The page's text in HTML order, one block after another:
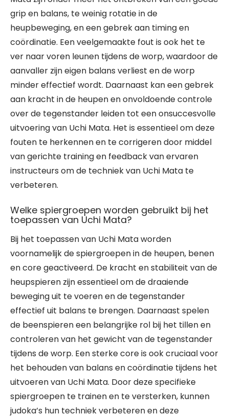
grip en balans, te weinig rotatie in de
heupbeweging, en een gebrek aan timing en
coördinatie. Een veelgemaakte fout is ook het te
ver naar voren leunen tijdens de worp, waardoor de
aanvaller zijn eigen balans verliest en de worp
minder effectief wordt. Daarnaast kan een gebrek
aan kracht in de heupen en onvoldoende controle
over de tegenstander leiden tot een onsuccesvolle
uitvoering van Uchi Mata. Het is essentieel om deze
fouten te herkennen en te corrigeren door middel
van gerichte training en feedback van ervaren
instructeurs om de techniek van Uchi Mata te
verbeteren.
Welke spiergroepen worden gebruikt bij het
toepassen van Uchi Mata?
Bij het toepassen van Uchi Mata worden
voornamelijk de spiergroepen in de heupen, benen
en core geactiveerd. De kracht en stabiliteit van de
heupspieren zijn essentieel om de draaiende
beweging uit te voeren en de tegenstander
effectief uit balans te brengen. Daarnaast spelen
de beenspieren een belangrijke rol bij het tillen en
controleren van het gewicht van de tegenstander
tijdens de worp. Een sterke core is ook cruciaal voor
het behouden van balans en coördinatie tijdens het
uitvoeren van Uchi Mata. Door deze specifieke
spiergroepen te trainen en te versterken, kunnen
judoka’s hun techniek verbeteren en deze